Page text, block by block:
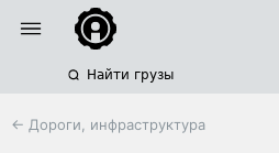
Найти грузы
← Дороги, инфраструктура